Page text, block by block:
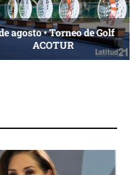
La esencia del servicio